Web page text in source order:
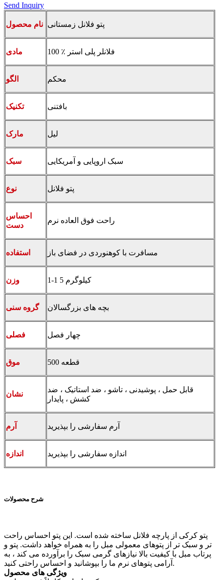
Send Inquiry
نام محصول پتو فلانل زمستانی
مادی 100 ٪ فلانلر پلی استر
الگو محکم
تکنیک بافتنی
مارک لیل
سبک سبک اروپایی و آمریکایی
نوع پتو فلانل
احساس
دست
راحت فوق العاده نرم
استفاده مسافرت با کوهنوردی در فضای باز
وزن 1-1 5 کیلوگرم
گروه سنی بچه های بزرگسالان
فصلی چهار فصل
موق 500 قطعه
نشان
قابل حمل ، پوشیدنی ، تاشو ، ضد استاتیک ، ضد
کشش ، پایدار
آرم آرم سفارشی را بپذیرید
اندازه اندازه سفارشی را بپذیرید
شرح محصولات
پتو کرکی از پارچه فلانل ساخته شده است. این پتو احساس راحت
تر و سبک تر از پتوهای معمولی مبل را به همراه خواهد داشت. پتو و
پرتاب مبل با کیفیت بالا نیازهای گرمی سبک را برآورده می کند ، به
آرامی پتوهای نرم ما را بپوشانید و احساس راحتی کنید.
ویژگی های محصول